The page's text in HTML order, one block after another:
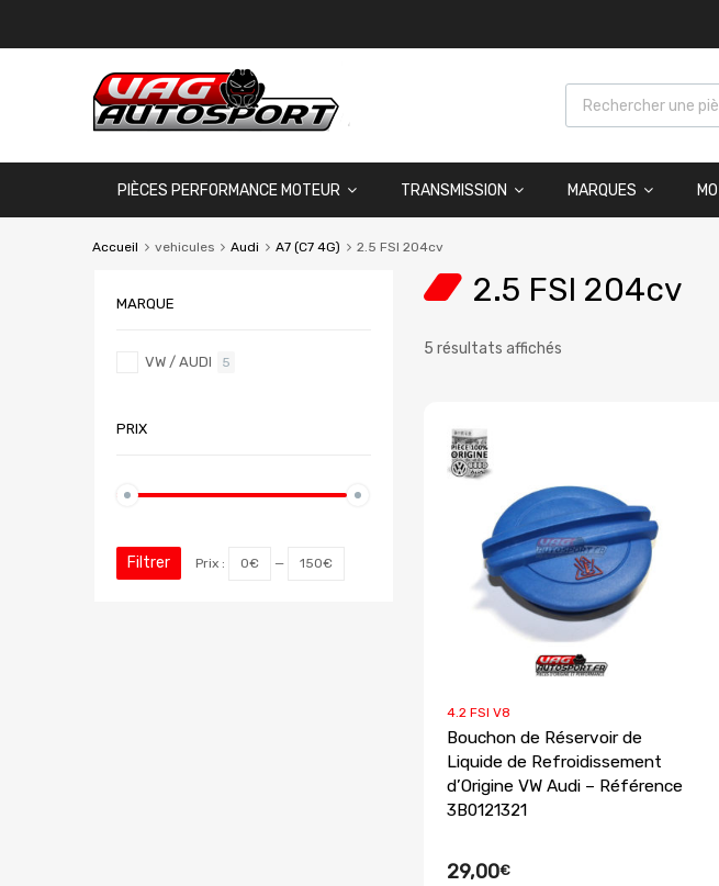
PIÈCES PERFORMANCE MOTEUR TRANSMISSION MARQUES
Accueil vehicules Audi A7 (C7 4G) 2.5 FSI 204cv
2.5 FSI 204cv
5 résultats affichés
4.2 FSI V8
Bouchon de Réservoir de
Liquide de Refroidissement
d’Origine VW Audi – Référence
3B0121321
29,00€
MARQUE
VW / AUDI 5
PRIX
Filtrer Prix : 0€ — 150€